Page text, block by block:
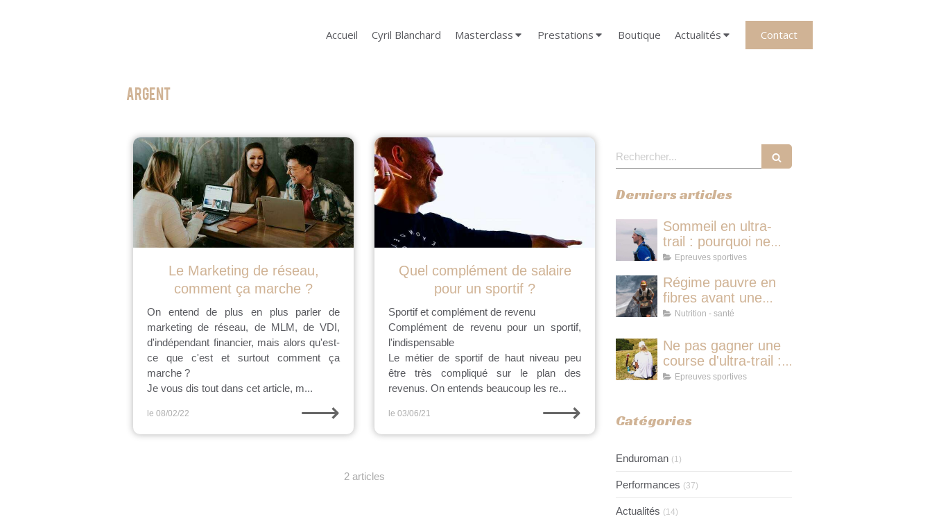
Accueil Cyril Blanchard Masterclass Prestations Boutique Actualités Contact
Argent
Le Marketing de réseau,
comment ça marche ?
On entend de plus en plus parler de
marketing de réseau, de MLM, de VDI,
d'indépendant financier, mais alors qu'est-
ce que c'est et surtout comment ça
marche ?
Je vous dis tout dans cet article, m...
le 08/02/22 ⟶
Quel complément de salaire
pour un sportif ?
Sportif et complément de revenu
Complément de revenu pour un sportif,
l'indispensable
Le métier de sportif de haut niveau peu
être très compliqué sur le plan des
revenus. On entends beaucoup les re...
le 03/06/21 ⟶
2 articles
Rechercher
Derniers articles
Sommeil en ultra-
trail : pourquoi ne
pas dormir vous fait
temps qu'une micro-
sieste
Epreuves sportives
Régime pauvre en
fibres avant une
course d'ultra-trail :
nutritionnel des
champions
Nutrition - santé
Ne pas gagner une
course d'ultra-trail :
pourquoi ce n'est
Epreuves sportives
Catégories
Enduroman (1)
Performances (37)
Actualités (14)